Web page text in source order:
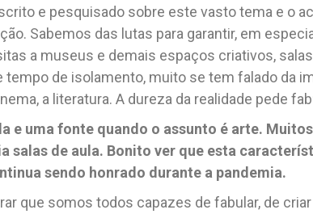
e pesquisado sobre este vasto tema e o
Sabemos das lutas para garantir, em
a museus e demais espaços criativos,
tempo de isolamento, muito se tem falado da
a literatura. A dureza da realidade pede
e uma fonte quando o assunto é arte. Muitos
salas de aula. Bonito ver que esta
sendo honrado durante a pandemia.
que somos todos capazes de fabular, de